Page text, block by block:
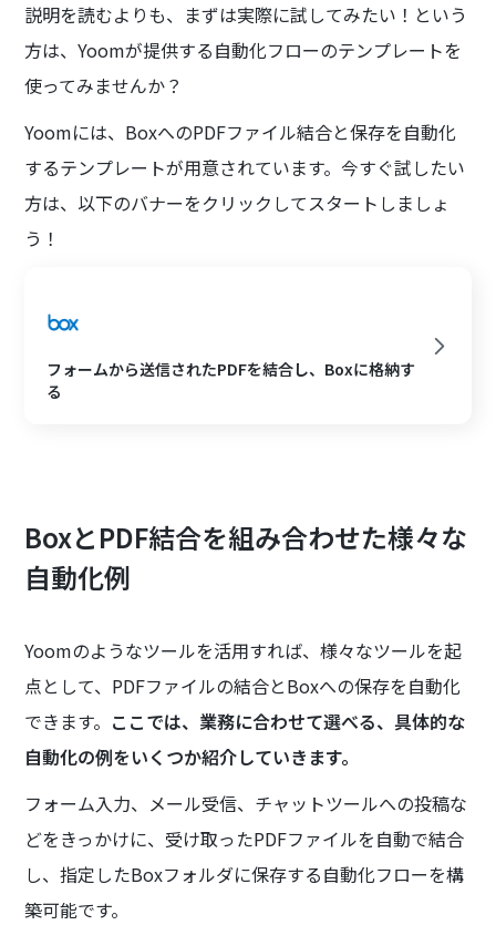
説明を読むよりも、まずは実際に試してみたい！という
方は、Yoomが提供する自動化フローのテンプレートを
使ってみませんか？
Yoomには、BoxへのPDFファイル結合と保存を自動化
するテンプレートが用意されています。今すぐ試したい
方は、以下のバナーをクリックしてスタートしましょ
う！
フォームから送信されたPDFを結合し、Boxに格納す
る
BoxとPDF結合を組み合わせた様々な
自動化例
Yoomのようなツールを活用すれば、様々なツールを起
点として、PDFファイルの結合とBoxへの保存を自動化
できます。 ここでは、業務に合わせて選べる、具体的な
自動化の例をいくつか紹介していきます。
フォーム入力、メール受信、チャットツールへの投稿な
どをきっかけに、受け取ったPDFファイルを自動で結合
し、指定したBoxフォルダに保存する自動化フローを構
築可能です。